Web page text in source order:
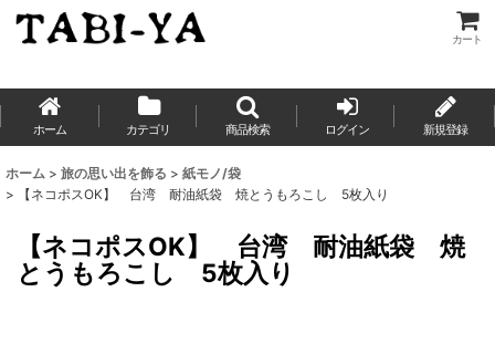
カート
ホーム カテゴリ 商品検索 ログイン 新規登録
ホーム > 旅の思い出を飾る > 紙モノ/袋
>
【ネコポスOK】 台湾 耐油紙袋 焼とうもろこし 5枚入り
【ネコポスOK】 台湾 耐油紙袋 焼
とうもろこし 5枚入り